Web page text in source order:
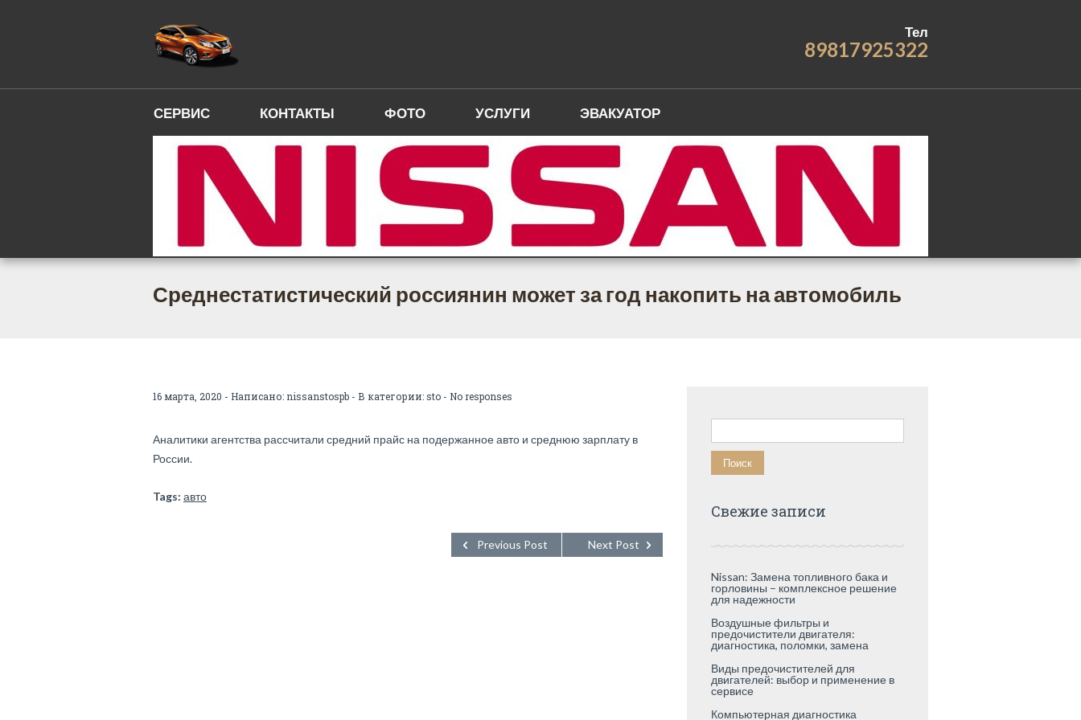
Тел
89817925322
СЕРВИС КОНТАКТЫ ФОТО УСЛУГИ ЭВАКУАТОР
Среднестатистический россиянин может за год накопить на автомобиль
16 марта, 2020 - Написано: nissanstospb - В категории:sto - No responses
Аналитики агентства рассчитали средний прайс на подержанное авто и среднюю зарплату в
России.
Tags: авто
Next Post
Previous Post
Найти:
Свежие записи
Nissan: Замена топливного бака и
горловины – комплексное решение
для надежности
Воздушные фильтры и
предочистители двигателя:
диагностика, поломки, замена
Виды предочистителей для
двигателей: выбор и применение в
сервисе
Компьютерная диагностика